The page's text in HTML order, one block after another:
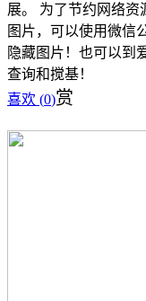
展。 为了节约网络
图片，可以使用微信
隐藏图片！也可以到
查询和搅基！
喜欢 (0)赏